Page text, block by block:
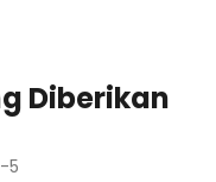
Diberikan
5